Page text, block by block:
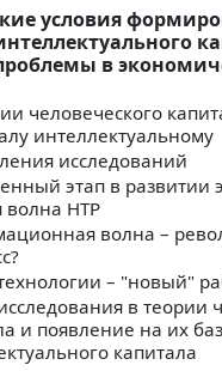
условия
в
человеческого
интеллектуальному
исследований
этап в развитии
волна НТР
волна –
– "новый"
в теории
и появление на их
капитала